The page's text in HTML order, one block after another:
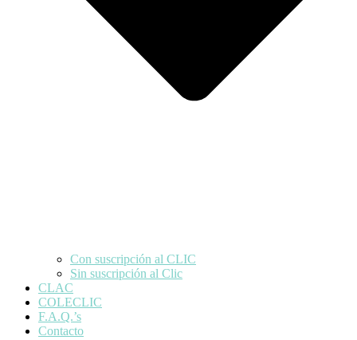
Con suscripción al CLIC
Sin suscripción al Clic
CLAC
COLECLIC
F.A.Q.’s
Contacto